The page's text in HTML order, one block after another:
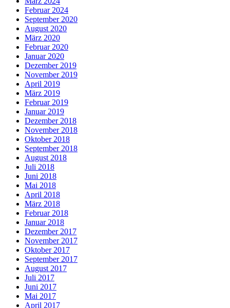
Februar 2024
September 2020
August 2020
März 2020
Februar 2020
Januar 2020
Dezember 2019
November 2019
April 2019
März 2019
Februar 2019
Januar 2019
Dezember 2018
November 2018
Oktober 2018
September 2018
August 2018
Juli 2018
Juni 2018
Mai 2018
April 2018
März 2018
Februar 2018
Januar 2018
Dezember 2017
November 2017
Oktober 2017
September 2017
August 2017
Juli 2017
Juni 2017
Mai 2017
April 2017